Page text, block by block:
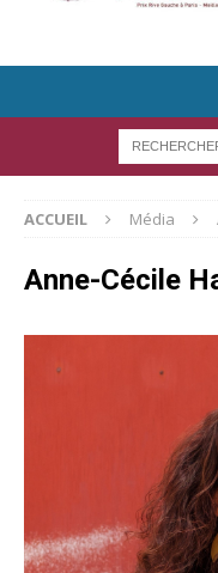
ACCUEIL Média
Anne-Cécile